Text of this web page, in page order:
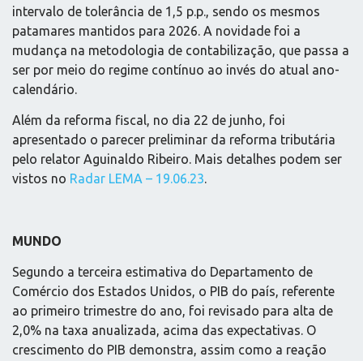
intervalo de tolerância de 1,5 p.p., sendo os mesmos
patamares mantidos para 2026. A novidade foi a
mudança na metodologia de contabilização, que passa a
ser por meio do regime contínuo ao invés do atual ano-
calendário.
Além da reforma fiscal, no dia 22 de junho, foi
apresentado o parecer preliminar da reforma tributária
pelo relator Aguinaldo Ribeiro. Mais detalhes podem ser
vistos no Radar LEMA – 19.06.23.
MUNDO
Segundo a terceira estimativa do Departamento de
Comércio dos Estados Unidos, o PIB do país, referente
ao primeiro trimestre do ano, foi revisado para alta de
2,0% na taxa anualizada, acima das expectativas. O
crescimento do PIB demonstra, assim como a reação